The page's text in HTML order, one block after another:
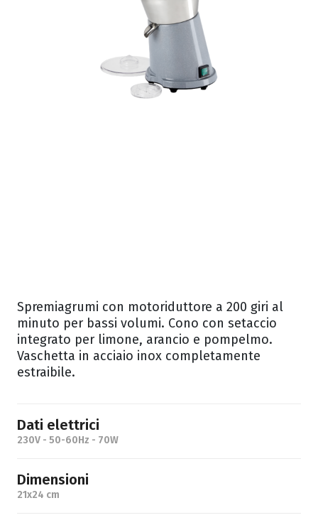
Spremiagrumi con motoriduttore a 200 giri al
minuto per bassi volumi. Cono con setaccio
integrato per limone, arancio e pompelmo.
Vaschetta in acciaio inox completamente
estraibile.
Dati elettrici
230V - 50-60Hz - 70W
Dimensioni
21x24 cm